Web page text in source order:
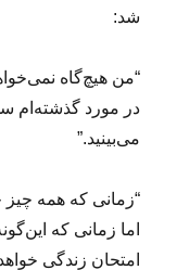
شد:
“من هیچ‌گاه
در مورد گذشته‌ام
می‌بینید.”
“زمانی که همه
اما زمانی که
امتحان زندگی